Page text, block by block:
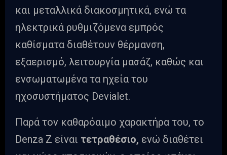
και μεταλλικά διακοσμητικά, ενώ τα
ηλεκτρικά ρυθμιζόμενα εμπρός
καθίσματα διαθέτουν θέρμανση,
εξαερισμό, λειτουργία μασάζ, καθώς και
ενσωματωμένα τα ηχεία του
ηχοσυστήματος Devialet.
Παρά τον καθαρόαιμο χαρακτήρα του, το
Denza Z είναι τετραθέσιο, ενώ διαθέτει